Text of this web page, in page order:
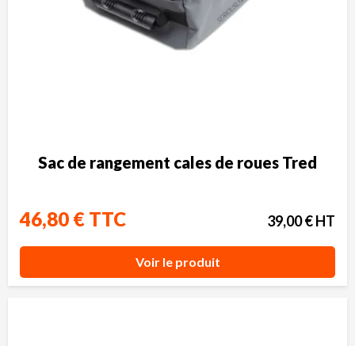
Sac de rangement cales de roues Tred
46,80 € TTC 39,00 € HT
Voir le produit